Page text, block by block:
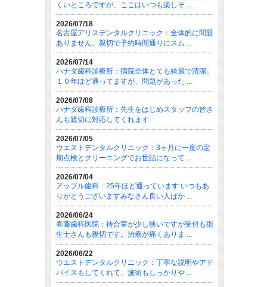
くいところですが、ここはいつも楽しそ ...
2026/07/18
名古屋アリスデンタルクリニック：全体的に問題
ありません。親切で予約時間通りにスム ...
2026/07/14
ハナダ歯科診療所：病院全体とても綺麗で清潔。
１０年ほど通ってますが、問題があった ...
2026/07/08
ハナダ歯科診療所：先生をはじめスタッフの皆さ
んも親切に対応してくれます
2026/07/05
ウエストデンタルクリニック：3ヶ月に一度の定
期点検とクリーニングでお世話になって ...
2026/07/04
アップル歯科：25年ほど通っています いつもあ
りがとうございますみなさん良い人ばか ...
2026/06/24
春藤歯科医院：待合室が少し狭いですが受付も衛
生士さんも親切です。治療が痛くありま ...
2026/06/22
ウエストデンタルクリニック：丁寧な説明やアド
バイスもしてくれて、施術もしっかりや ...